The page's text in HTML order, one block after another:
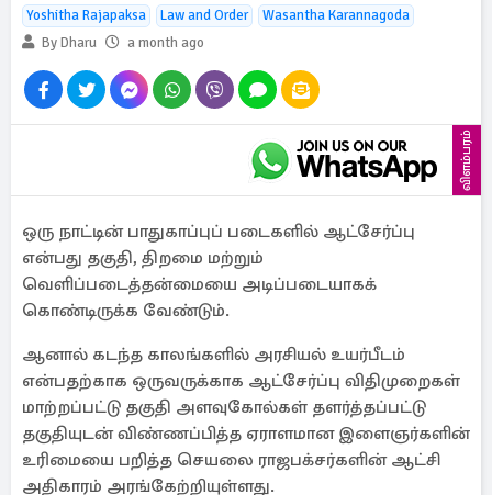
Yoshitha Rajapaksa Law and Order
Wasantha Karannagoda
By Dharu
a month ago
விளம்பரம்
ஒரு நாட்டின் பாதுகாப்புப் படைகளில் ஆட்சேர்ப்பு
என்பது தகுதி, திறமை மற்றும்
வெளிப்படைத்தன்மையை அடிப்படையாகக்
கொண்டிருக்க வேண்டும்.
ஆனால் கடந்த காலங்களில் அரசியல் உயர்பீடம்
என்பதற்காக ஒருவருக்காக ஆட்சேர்ப்பு விதிமுறைகள்
மாற்றப்பட்டு தகுதி அளவுகோல்கள் தளர்த்தப்பட்டு
தகுதியுடன் விண்ணப்பித்த ஏராளமான இளைஞர்களின்
உரிமையை பறித்த செயலை ராஜபக்சர்களின் ஆட்சி
அதிகாரம் அரங்கேற்றியுள்ளது.